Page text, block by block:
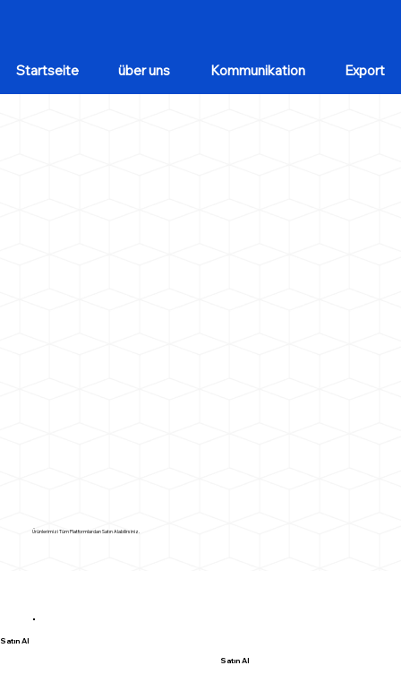
Startseite über uns Kommunikation Export
Ürünlerimizi Tüm Platformlardan Satın Alabilirsiniz.
Satın Al
Satın Al